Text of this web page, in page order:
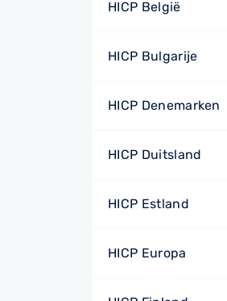
HICP België
HICP Bulgarije
HICP Denemarken
HICP Duitsland
HICP Estland
HICP Europa